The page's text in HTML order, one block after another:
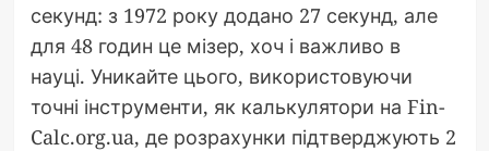
секунд: з 1972 року додано 27 секунд, але
для 48 годин це мізер, хоч і важливо в
науці. Уникайте цього, використовуючи
точні інструменти, як калькулятори на Fin-
Calc.org.ua, де розрахунки підтверджують 2